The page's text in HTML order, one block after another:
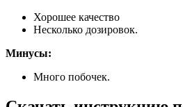
Хорошее качество
Несколько дозировок.
Минусы:
Много побочек.